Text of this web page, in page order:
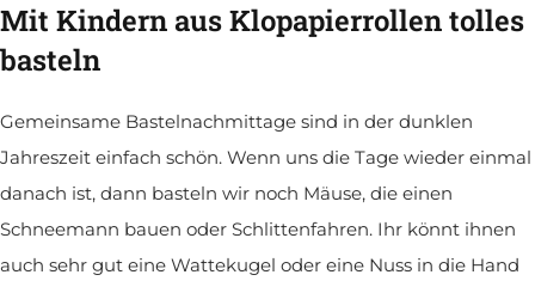
Mit Kindern aus Klopapierrollen tolles
basteln
Gemeinsame Bastelnachmittage sind in der dunklen
Jahreszeit einfach schön. Wenn uns die Tage wieder einmal
danach ist, dann basteln wir noch Mäuse, die einen
Schneemann bauen oder Schlittenfahren. Ihr könnt ihnen
auch sehr gut eine Wattekugel oder eine Nuss in die Hand